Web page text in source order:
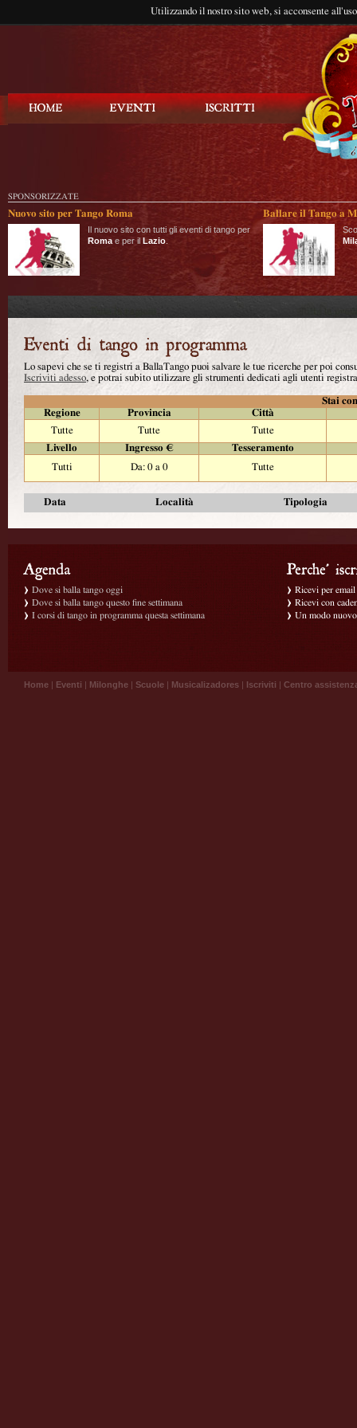
Utilizzando il nostro sito web, si acconsente
SPONSORIZZATE
Nuovo sito per Tango Roma
Il nuovo sito con tutti gli eventi di tango per
Roma e per il Lazio
Ballare il Tango a
Lo sapevi che se ti registri a BallaTango puoi salvare le tue ricerche per poi
Iscriviti adesso, e potrai subito utilizzare gli strumenti dedicati agli utenti
Stai
Regione
Provincia
Città
Tutte
Tutte
Tutte
Livello
Ingresso €
Tesseramento
Tutti
Da: 0 a 0 Tutte
Data Località Tipologia
Dove si balla tango oggi
Dove si balla tango questo fine settimana
I corsi di tango in programma questa settimana
Ricevi per
Ricevi con
Un modo
Home | Eventi | Milonghe | Scuole | Musicalizadores | Iscriviti | Centro